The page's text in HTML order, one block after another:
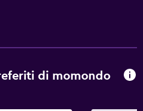
di momondo